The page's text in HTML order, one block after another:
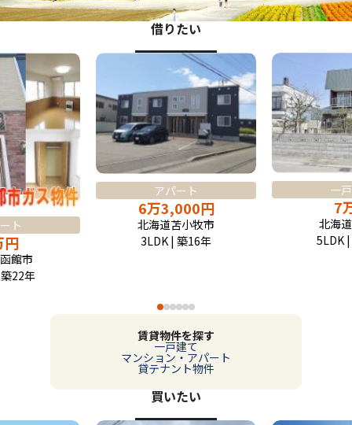
借りたい
ト
円
館市
22年
アパート
6万3,000円
北海道苫小牧市
3LDK | 築16年
一
7
北海
5LDK
賃貸物件を探す
一戸建て
マンション・アパート
貸テナント物件
買いたい